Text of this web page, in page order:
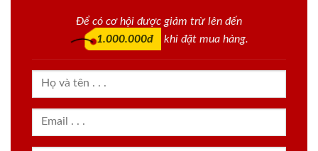
Để có cơ hội được giảm trừ lên đến
1.000.000đ
khi đặt mua hàng.